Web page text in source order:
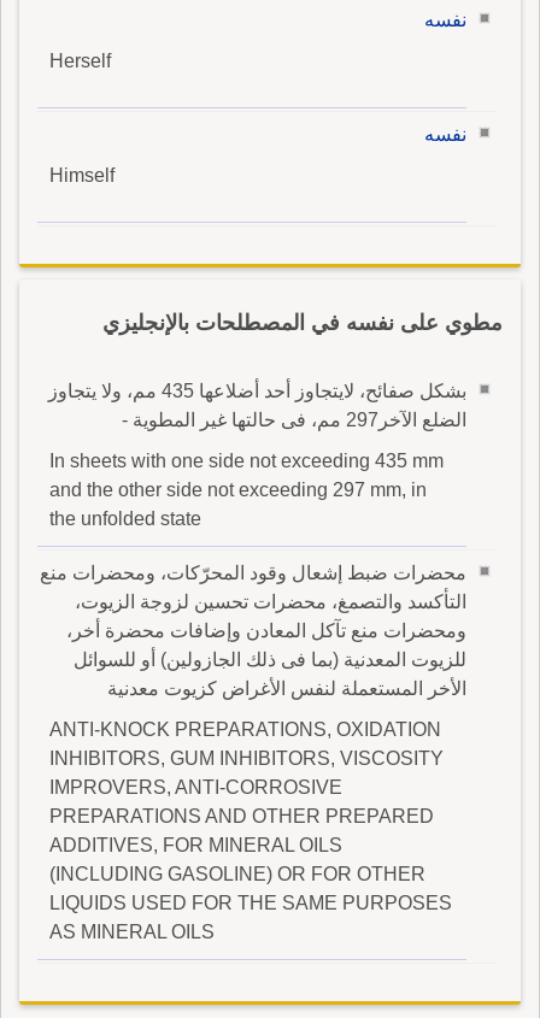
نفسه
Herself
نفسه
Himself
مطوي على نفسه في المصطلحات بالإنجليزي
بشكل صفائح، لايتجاوز أحد أضلاعها 435 مم، ولا يتجاوز
الضلع الآخر297 مم، فى حالتها غير المطوية -
In sheets with one side not exceeding 435 mm
and the other side not exceeding 297 mm, in
the unfolded state
محضرات ضبط إشعال وقود المحرّكات، ومحضرات منع
التأكسد والتصمغ، محضرات تحسين لزوجة الزيوت،
ومحضرات منع تآكل المعادن وإضافات محضرة أخر،
للزيوت المعدنية (بما فى ذلك الجازولين) أو للسوائل
الأخر المستعملة لنفس الأغراض كزيوت معدنية
ANTI-KNOCK PREPARATIONS, OXIDATION
INHIBITORS, GUM INHIBITORS, VISCOSITY
IMPROVERS, ANTI-CORROSIVE
PREPARATIONS AND OTHER PREPARED
ADDITIVES, FOR MINERAL OILS
(INCLUDING GASOLINE) OR FOR OTHER
LIQUIDS USED FOR THE SAME PURPOSES
AS MINERAL OILS